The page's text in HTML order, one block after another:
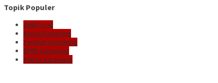
Topik Populer
delik.co.id
Berita Karawang
Pemkab Karawang
DPRD Karawang
Polres Karawang